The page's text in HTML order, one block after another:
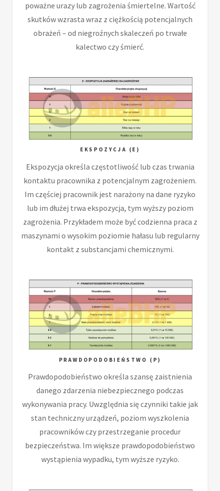
poważne urazy lub zagrożenia śmiertelne. Wartość
skutków wzrasta wraz z ciężkością potencjalnych
obrażeń – od niegroźnych skaleczeń po trwałe
kalectwo czy śmierć.
EKSPOZYCJA (E)
Ekspozycja określa częstotliwość lub czas trwania
kontaktu pracownika z potencjalnym zagrożeniem.
Im częściej pracownik jest narażony na dane ryzyko
lub im dłużej trwa ekspozycja, tym wyższy poziom
zagrożenia. Przykładem może być codzienna praca z
maszynami o wysokim poziomie hałasu lub regularny
kontakt z substancjami chemicznymi.
PRAWDOPODOBIEŃSTWO (P)
Prawdopodobieństwo określa szansę zaistnienia
danego zdarzenia niebezpiecznego podczas
wykonywania pracy. Uwzględnia się czynniki takie jak
stan techniczny urządzeń, poziom wyszkolenia
pracowników czy przestrzeganie procedur
bezpieczeństwa. Im większe prawdopodobieństwo
wystąpienia wypadku, tym wyższe ryzyko.